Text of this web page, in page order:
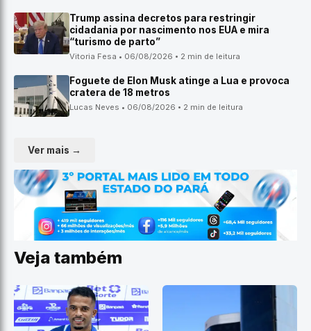
Trump assina decretos para restringir
cidadania por nascimento nos EUA e mira
“turismo de parto”
Vitoria Fesa • 06/08/2026 • 2 min de leitura
Foguete de Elon Musk atinge a Lua e provoca
cratera de 18 metros
Lucas Neves • 06/08/2026 • 2 min de leitura
Ver mais →
Veja também